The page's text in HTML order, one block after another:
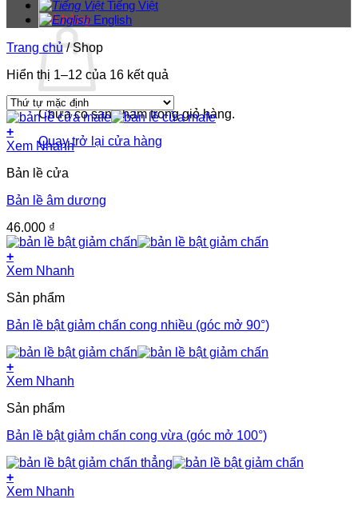
Giỏ hàng
Chưa có sản phẩm trong giỏ hàng.
Quay trở lại cửa hàng
Tiếng Việt
English
Trang chủ /Shop
Hiển thị 1–12 của 16 kết quả
+
Xem Nhanh
Bản lề cửa
Bản lề âm dương
46.000 ₫
+
Xem Nhanh
Sản phẩm
Bản lề bật giảm chấn cong nhiều (góc mở 90°)
+
Xem Nhanh
Sản phẩm
Bản lề bật giảm chấn cong vừa (góc mở 100°)
+
Xem Nhanh